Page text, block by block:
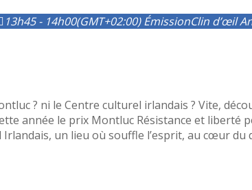
13h45 - 14h00(GMT+02:00) ÉmissionClin d’œil
? ni le Centre culturel irlandais ? Vite,
année le prix Montluc Résistance et liberté
un lieu où souffle l’esprit, au cœur